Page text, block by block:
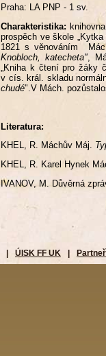
Praha: LA PNP - 1 sv.
Charakteristika:
prospěch ve škole
1821 s věnováním
Knobloch, katecheta",
„Kniha k čtení pro
v cís. král. skladu
chudé".V Mách.
Literatura:
KHEL, R. Máchův Máj.
KHEL, R. Karel Hynek
IVANOV, M. Důvěrná
ÚISK FF UK